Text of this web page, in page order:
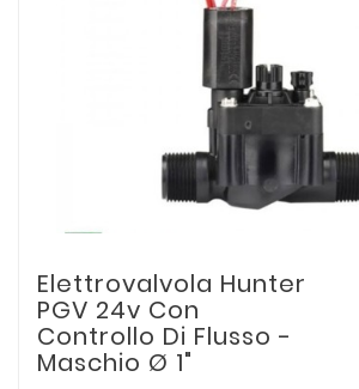
Elettrovalvola Hunter
PGV 24v Con
Controllo Di Flusso -
Maschio Ø 1"